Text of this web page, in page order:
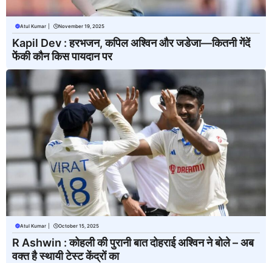
Atul Kumar November 19, 2025
Kapil Dev : हरभजन, कपिल अश्विन और जडेजा—कितनी गेंदें
फेंकी कौन किस पायदान पर
Atul Kumar October 15, 2025
R Ashwin : कोहली की पुरानी बात दोहराई अश्विन ने बोले – अब
वक्त है स्थायी टेस्ट केंद्रों का